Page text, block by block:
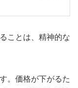
ことは、精神的な
。価格が下がるた